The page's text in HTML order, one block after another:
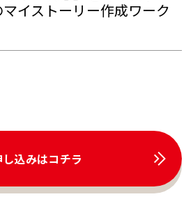
イストーリー作成ワーク
し込みはコチラ